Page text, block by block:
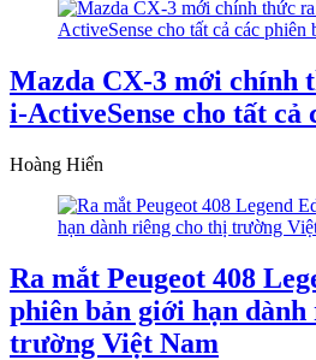
Mazda CX-3 mới chính
i-ActiveSense cho tất cả
Hoàng Hiển
Ra mắt Peugeot 408
phiên bản giới hạn
trường Việt Nam